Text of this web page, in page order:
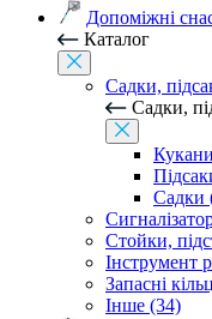
Допоміжні
Каталог
Садки,
Садки,
Садки
Стойки,
Інструмент
Запасні
Інше (34)